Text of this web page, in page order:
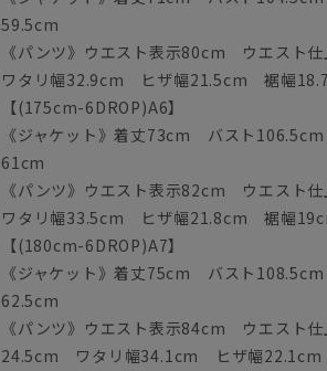
59.5cm
《パンツ》ウエスト表示80cm ウエス
ワタリ幅32.9cm ヒザ幅21.5cm 裾幅
【(175cm-6DROP)A6】
《ジャケット》着丈73cm バスト
61cm
《パンツ》ウエスト表示82cm ウエス
ワタリ幅33.5cm ヒザ幅21.8cm 裾幅
【(180cm-6DROP)A7】
《ジャケット》着丈75cm バスト
62.5cm
《パンツ》ウエスト表示84cm ウエス
24.5cm ワタリ幅34.1cm ヒザ幅